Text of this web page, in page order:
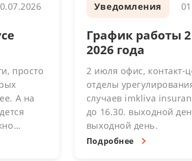
просто
А на
и
Уведомления
График работы
2026 года
2 июля офис, контакт-
отделы
случаев imkliva
до 16.30. выходной
выходной день.
Подробнее